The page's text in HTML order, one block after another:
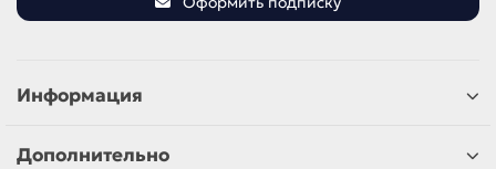
Информация
Дополнительно